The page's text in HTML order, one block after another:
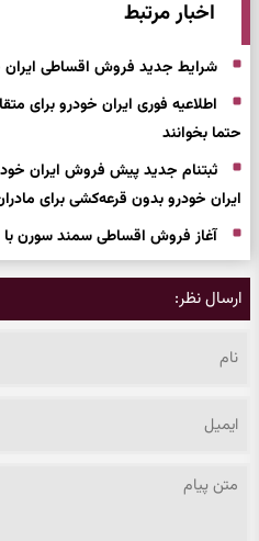
اخبار مرتبط
شرایط جدید فروش اقساطی ایران خودرو
اطلاعیه فوری ایران خودرو برای
حتما بخوانند
ثبتنام جدید پیش فروش ایران
ایران خودرو بدون قرعه‌کشی برای
آغاز فروش اقساطی سمند سورن با
ارسال نظر: